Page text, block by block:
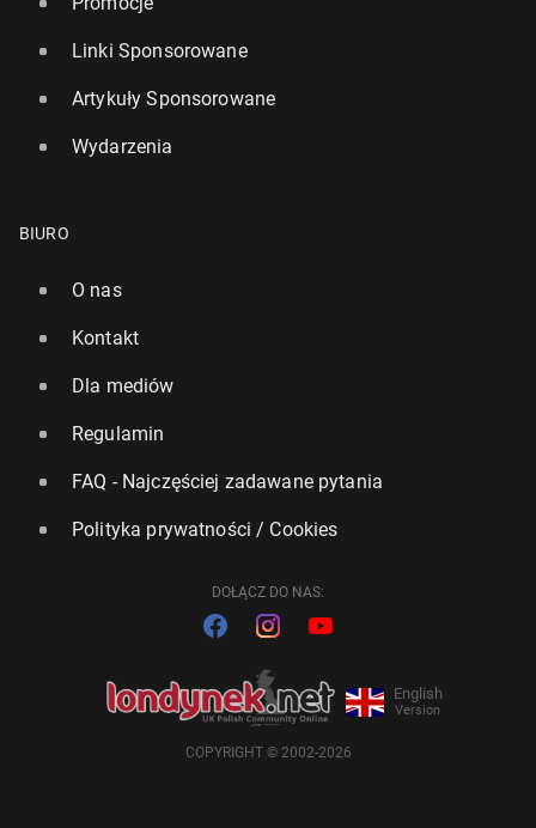
Linki Sponsorowane
Artykuły Sponsorowane
Wydarzenia
BIURO
O nas
Kontakt
Dla mediów
Regulamin
FAQ - Najczęściej zadawane pytania
Polityka prywatności / Cookies
DOŁĄCZ DO NAS:
English
Version
COPYRIGHT © 2002-2026